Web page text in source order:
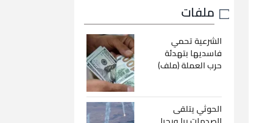
ملفات
الشرعية تحمي
فاسديها بتهدئة
حرب العملة (ملف)
الحوثي يتلقى